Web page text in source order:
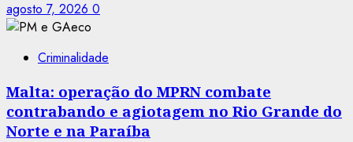
agosto 7, 2026 0
Criminalidade
Malta: operação do MPRN combate
contrabando e agiotagem no Rio Grande do
Norte e na Paraíba